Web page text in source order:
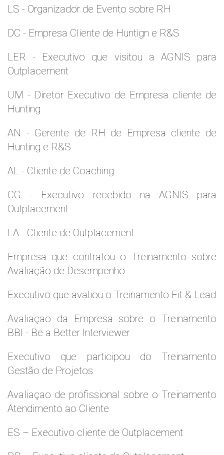
LS - Organizador de Evento sobre RH
DC - Empresa Cliente de Huntign e R&S
LER - Executivo que visitou a AGNIS para
Outplacement
UM - Diretor Executivo de Empresa cliente de
Hunting
AN - Gerente de RH de Empresa cliente de
Hunting e R&S
AL - Cliente de Coaching
CG - Executivo recebido na AGNIS para
Outplacement
LA - Cliente de Outplacement
Empresa que contratou o Treinamento sobre
Avaliação de Desempenho
Executivo que avaliou o Treinamento Fit & Lead
Avaliaçao da Empresa sobre o Treinamento
BBI - Be a Better Interviewer
Executivo que participou do Treinamento
Gestão de Projetos
Avaliaçao de profissional sobre o Treinamento
Atendimento ao Cliente
ES – Executivo cliente de Outplacement